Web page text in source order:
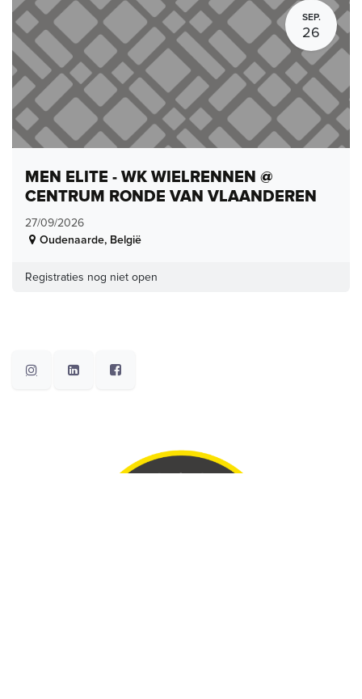
SEP.
26
MEN ELITE - WK WIELRENNEN @
CENTRUM RONDE VAN VLAANDEREN
27/09/2026
Oudenaarde, België
Registraties nog niet open